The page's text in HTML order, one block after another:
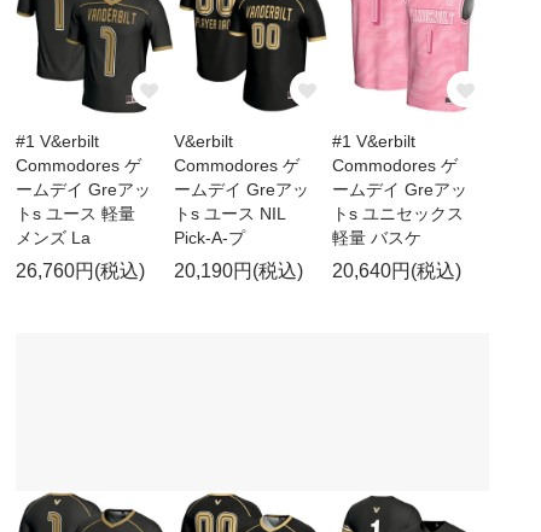
#1 V&erbilt
Commodores ゲ
ームデイ Greアッ
トs ユース 軽量
メンズ La
26,760円(税込)
V&erbilt
Commodores ゲ
ームデイ Greアッ
トs ユース NIL
Pick-A-プ
20,190円(税込)
#1 V&erbilt
Commodores ゲ
ームデイ Greアッ
トs ユニセックス
軽量 バスケ
20,640円(税込)